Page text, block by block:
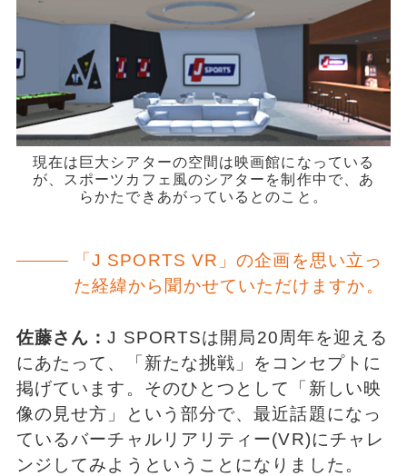
現在は巨大シアターの空間は映画館になっている
が、スポーツカフェ風のシアターを制作中で、あ
らかたできあがっているとのこと。
「J SPORTS VR」の企画を思い立っ
た経緯から聞かせていただけますか。
佐藤さん：J SPORTSは開局20周年を迎える
にあたって、「新たな挑戦」をコンセプトに
掲げています。そのひとつとして「新しい映
像の見せ方」という部分で、最近話題になっ
ているバーチャルリアリティー(VR)にチャレ
ンジしてみようということになりました。